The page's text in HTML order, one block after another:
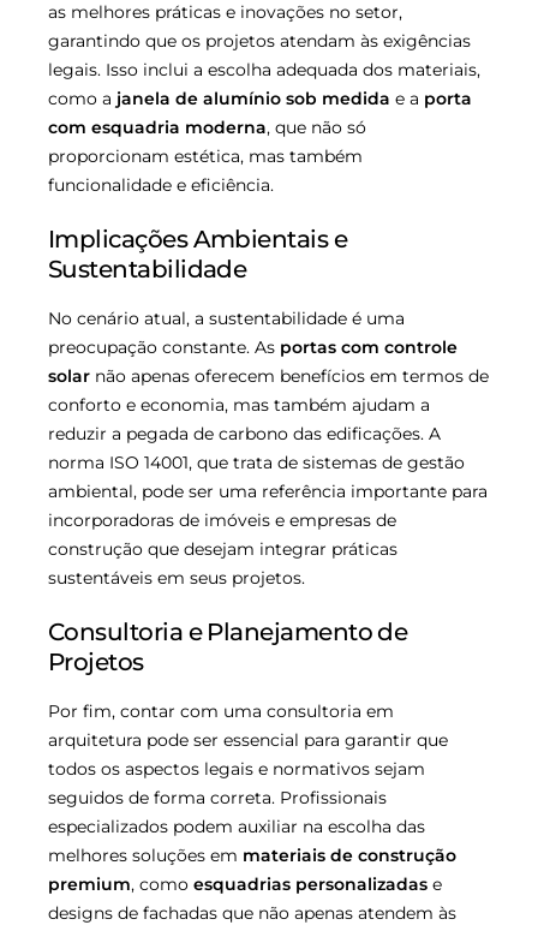
as melhores práticas e inovações no setor,
garantindo que os projetos atendam às exigências
legais. Isso inclui a escolha adequada dos materiais,
como a janela de alumínio sob medida e a porta
com esquadria moderna, que não só
proporcionam estética, mas também
funcionalidade e eficiência.
Implicações Ambientais e
Sustentabilidade
No cenário atual, a sustentabilidade é uma
preocupação constante. As portas com controle
solar não apenas oferecem benefícios em termos de
conforto e economia, mas também ajudam a
reduzir a pegada de carbono das edificações. A
norma ISO 14001, que trata de sistemas de gestão
ambiental, pode ser uma referência importante para
incorporadoras de imóveis e empresas de
construção que desejam integrar práticas
sustentáveis em seus projetos.
Consultoria e Planejamento de
Projetos
Por fim, contar com uma consultoria em
arquitetura pode ser essencial para garantir que
todos os aspectos legais e normativos sejam
seguidos de forma correta. Profissionais
especializados podem auxiliar na escolha das
melhores soluções em materiais de construção
premium, como esquadrias personalizadas e
designs de fachadas que não apenas atendem às